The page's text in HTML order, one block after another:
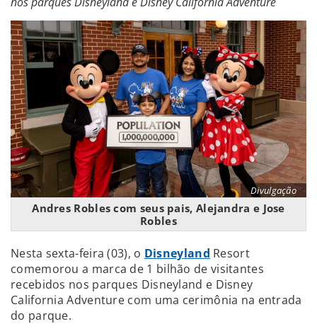
Divulgação
Andres Robles com seus pais, Alejandra e Jose
Robles
Nesta sexta-feira (03), o Disneyland Resort
comemorou a marca de 1 bilhão de visitantes
recebidos nos parques Disneyland e Disney
California Adventure com uma cerimônia na entrada
do parque.